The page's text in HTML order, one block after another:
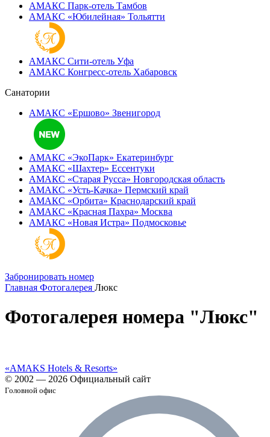
АМАКС Парк-отель Тамбов
АМАКС «‎Юбилейная» Тольятти
АМАКС Сити-отель Уфа
АМАКС Конгресс-отель Хабаровск
Санатории
АМАКС «Ершово» Звенигород
АМАКС «ЭкоПарк» Екатеринбург
АМАКС «‎Шахтер» Ессентуки
АМАКС «‎Старая Русса» Новгородская область
АМАКС «‎Усть-Качка» Пермский край
АМАКС «‎Орбита» Краснодарский край
АМАКС «‎Красная Пахра» Москва
АМАКС «‎Новая Истра» Подмосковье
Забронировать номер
Главная Фотогалерея Люкс
Фотогалерея номера "Люкс"
«AMAKS Hotels & Resorts»
© 2002 — 2026 Официальный сайт
Головной офис